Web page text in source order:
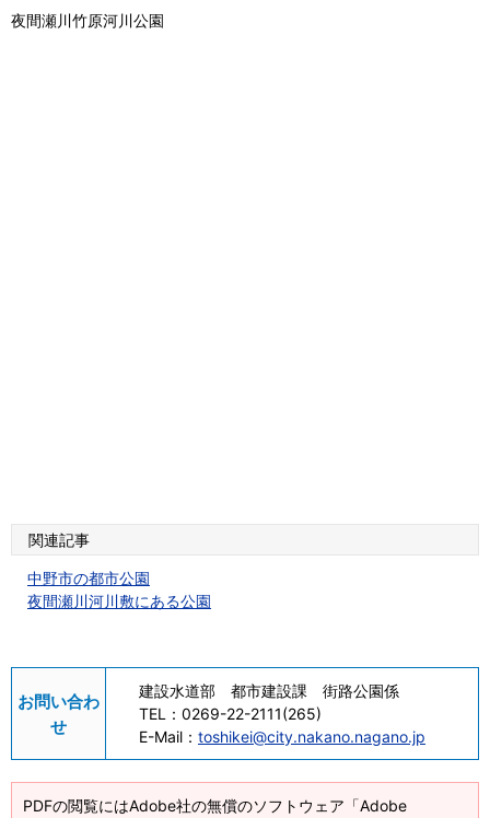
夜間瀬川竹原河川公園
関連記事
中野市の都市公園
夜間瀬川河川敷にある公園
お問い合わ
せ
建設水道部 都市建設課 街路公園係
TEL： 0269-22-2111(265)
E-Mail： toshikei@city.nakano.nagano.jp
PDFの閲覧にはAdobe社の無償のソフトウェア「Adobe